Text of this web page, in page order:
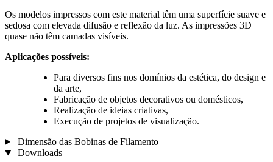
Os modelos impressos com este material têm uma superfície suave e
sedosa com elevada difusão e reflexão da luz. As impressões 3D
quase não têm camadas visíveis.
Aplicações possíveis:
Para diversos fins nos domínios da estética, do design e
da arte,
Fabricação de objetos decorativos ou domésticos,
Realização de ideias criativas,
Execução de projetos de visualização.
Dimensão das Bobinas de Filamento
Downloads